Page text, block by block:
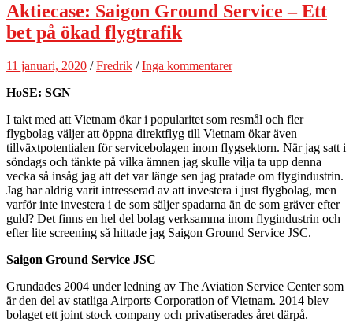
Aktiecase: Saigon Ground Service – Ett
bet på ökad flygtrafik
11 januari, 2020 /Fredrik /Inga kommentarer
HoSE: SGN
I takt med att Vietnam ökar i popularitet som resmål och fler
flygbolag väljer att öppna direktflyg till Vietnam ökar även
tillväxtpotentialen för servicebolagen inom flygsektorn. När jag satt i
söndags och tänkte på vilka ämnen jag skulle vilja ta upp denna
vecka så insåg jag att det var länge sen jag pratade om flygindustrin.
Jag har aldrig varit intresserad av att investera i just flygbolag, men
varför inte investera i de som säljer spadarna än de som gräver efter
guld? Det finns en hel del bolag verksamma inom flygindustrin och
efter lite screening så hittade jag Saigon Ground Service JSC.
Saigon Ground Service JSC
Grundades 2004 under ledning av The Aviation Service Center som
är den del av statliga Airports Corporation of Vietnam. 2014 blev
bolaget ett joint stock company och privatiserades året därpå.